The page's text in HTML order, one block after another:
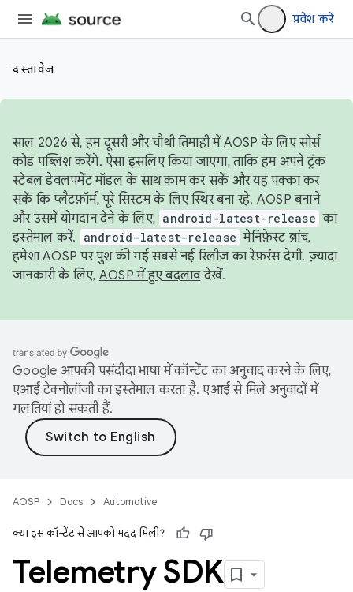
प्रवेश करें
दस्तावेज़
साल 2026 से, हम दूसरी और चौथी तिमाही में AOSP के लिए सोर्स
कोड पब्लिश करेंगे. ऐसा इसलिए किया जाएगा, ताकि हम अपने ट्रंक
स्टेबल डेवलपमेंट मॉडल के साथ काम कर सकें और यह पक्का कर
सकें कि प्लैटफ़ॉर्म, पूरे सिस्टम के लिए स्थिर बना रहे. AOSP बनाने
और उसमें योगदान देने के लिए, android-latest-release का
इस्तेमाल करें.
android-latest-release मेनिफ़ेस्ट ब्रांच,
हमेशा AOSP पर पुश की गई सबसे नई रिलीज़ का रेफ़रंस देगी. ज़्यादा
जानकारी के लिए, AOSP में हुए बदलावदेखें.
Google आपकी पसंदीदा भाषा में कॉन्टेंट का अनुवाद करने के लिए,
एआई टेक्नोलॉजी का इस्तेमाल करता है. एआई से मिले अनुवादों में
गलतियां हो सकती हैं.
AOSP Docs Automotive
क्या इस कॉन्टेंट से आपको मदद मिली?
Telemetry SDK